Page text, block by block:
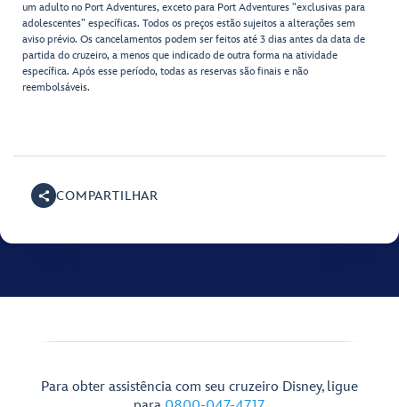
um adulto no Port Adventures, exceto para Port Adventures "exclusivas para
adolescentes” específicas. Todos os preços estão sujeitos a alterações sem
aviso prévio. Os cancelamentos podem ser feitos até 3 dias antes da data de
partida do cruzeiro, a menos que indicado de outra forma na atividade
específica. Após esse período, todas as reservas são finais e não
reembolsáveis.
COMPARTILHAR
Para obter assistência com seu cruzeiro Disney, ligue